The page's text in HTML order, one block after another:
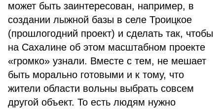
может быть заинтересован, например, в
создании лыжной базы в селе Троицкое
(прошлогодний проект) и сделать так, чтобы
на Сахалине об этом масштабном проекте
«громко» узнали. Вместе с тем, не мешает
быть морально готовыми и к тому, что
жители области вольны выбрать совсем
другой объект. То есть людям нужно